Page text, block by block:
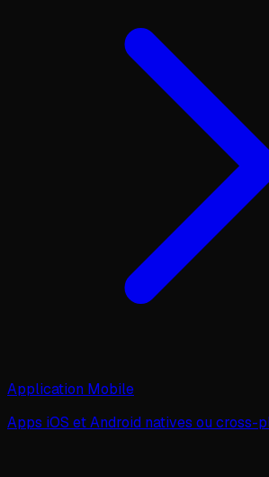
Application Mobile
Apps iOS et Android natives ou cross-